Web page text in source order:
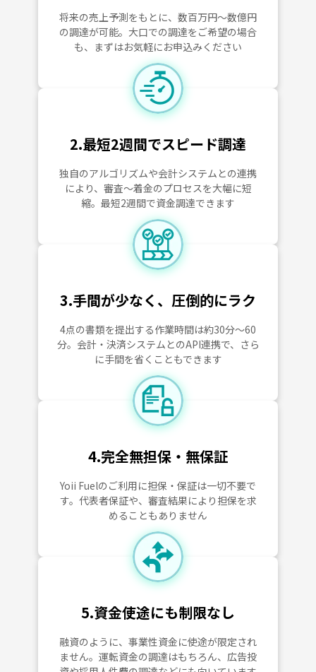
将来の売上予測をもとに、数百万円～数億円
の調達が可能。大口での調達をご希望の場合
も、まずはお気軽にお申込みください
2.最短2週間でスピード調達
独自のアルゴリズムや会計システムとの連携
により、審査～着金のプロセスを大幅に短
縮。最短2週間で資金調達できます
3.手間が少なく、圧倒的にラク
4点の書類を提出する作業時間は約30分～60
分。会計・決済システムとのAPI連携で、さら
に手間を省くこともできます
4.完全無担保・無保証
Yoii Fuelのご利用に担保・保証は一切不要で
す。代表者保証や、審査結果により担保を求
めることもありません
5.資金使途にも制限なし
融資のように、事業性資金に使途が限定され
ません。運転資金の調達はもちろん、広告投